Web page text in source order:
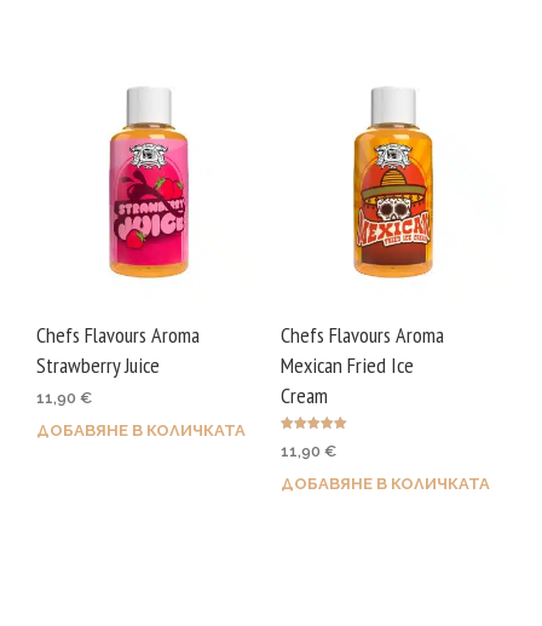
Chefs Flavours Aroma
Strawberry Juice
11,90 €
ДОБАВЯНЕ В КОЛИЧКАТА
Chefs Flavours Aroma
Mexican Fried Ice
Cream
5.00
11,90 €
ДОБАВЯНЕ В КОЛИЧКАТА